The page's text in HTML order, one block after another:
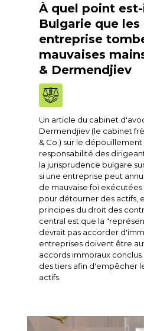
À quel point
Bulgarie que les
entreprise
mauvaises
& Dermendjiev
Un article du cabinet
Dermendjiev (le cabinet
& Co.) sur le
responsabilité des
la jurisprudence bulgare
si une entreprise peut
de mauvaise foi
pour détourner des actifs,
principes du droit des
central est que la
devrait pas accorder
entreprises doivent être
accords immoraux
des tiers afin d'empêcher
actifs.